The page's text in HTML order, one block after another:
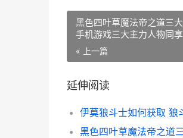
黑色四叶草魔法帝之道三
手机游戏三大主力人物同
« 上一篇
延伸阅读
伊莫狼斗士如何获取 狼